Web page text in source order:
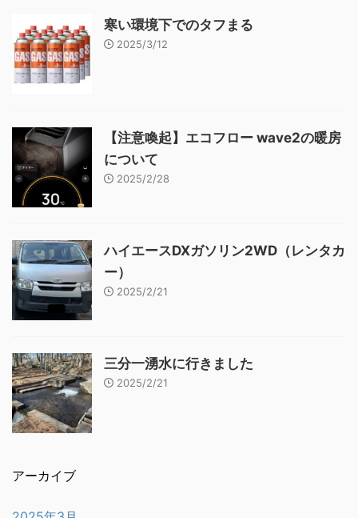
寒い環境下でのタフまる
2025/3/12
【注意喚起】エコフロー wave2の暖房
について
2025/2/28
ハイエースDXガソリン2WD（レンタカ
ー）
2025/2/21
三分一湧水に行きました
2025/2/21
アーカイブ